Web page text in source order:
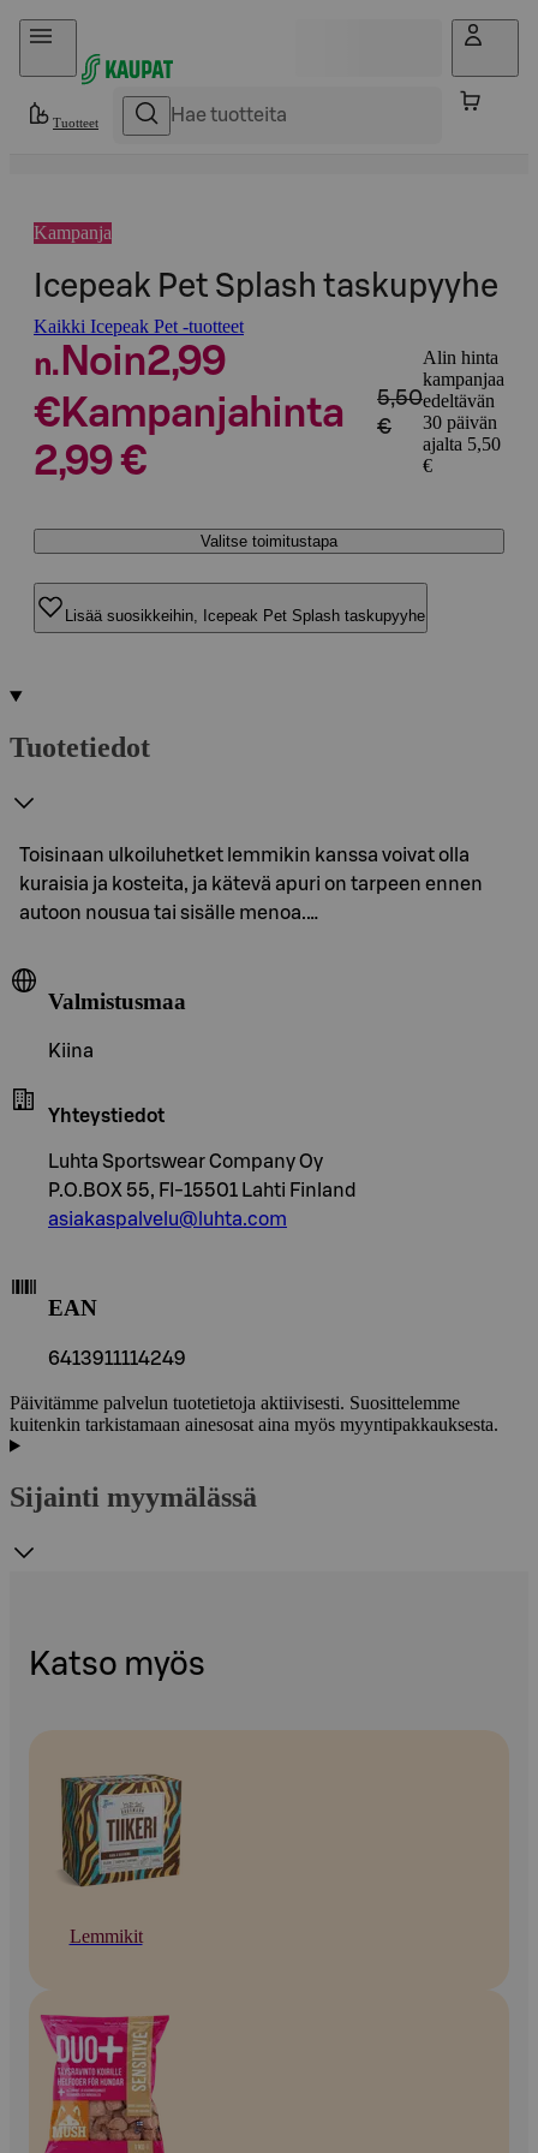
Hyppää sisältöön
Tuotteet
Kampanja
Icepeak Pet Splash taskupyyhe
Kaikki Icepeak Pet -tuotteet
n. Noin2,99
€Kampanjahinta
2,99 €
5,50
€
Alin hinta
kampanjaa
edeltävän
30 päivän
ajalta 5,50
€
Valitse toimitustapa
Lisää suosikkeihin, Icepeak Pet Splash taskupyyhe
Tuotetiedot
Toisinaan ulkoiluhetket lemmikin kanssa voivat olla
kuraisia ja kosteita, ja kätevä apuri on tarpeen ennen
autoon nousua tai sisälle menoa.…
Valmistusmaa
Kiina
Yhteystiedot
Luhta Sportswear Company Oy
P.O.BOX 55, FI-15501 Lahti Finland
asiakaspalvelu@luhta.com
EAN
6413911114249
Päivitämme palvelun tuotetietoja aktiivisesti. Suosittelemme
kuitenkin tarkistamaan ainesosat aina myös myyntipakkauksesta.
Sijainti myymälässä
Katso myös
Lemmikit